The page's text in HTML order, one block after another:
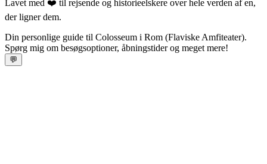
Lavet med ❤️ til rejsende og historieelskere over hele verden af en,
der ligner dem.
Din personlige guide til Colosseum i Rom (Flaviske Amfiteater).
Spørg mig om besøgsoptioner, åbningstider og meget mere!
💬